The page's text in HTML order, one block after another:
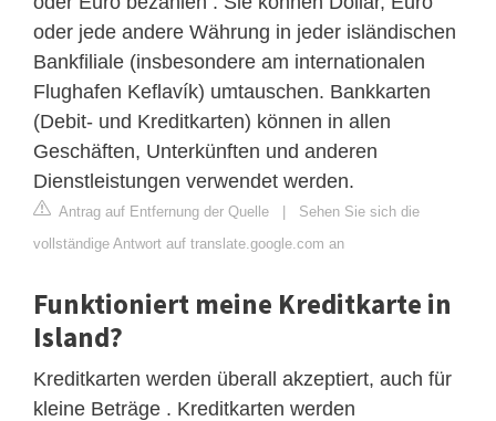
oder jede andere Währung in jeder isländischen
Bankfiliale (insbesondere am internationalen
Flughafen Keflavík) umtauschen. Bankkarten
(Debit- und Kreditkarten) können in allen
Geschäften, Unterkünften und anderen
Dienstleistungen verwendet werden.
Antrag auf Entfernung der Quelle | Sehen Sie sich die
vollständige Antwort auf translate.google.com an
Funktioniert meine Kreditkarte in
Island?
Kreditkarten werden überall akzeptiert, auch für
kleine Beträge . Kreditkarten werden